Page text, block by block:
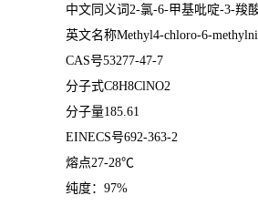
中文同义词2-氯-6-甲基吡啶-3-羧
英文名称Methyl4-chloro-6-
CAS号53277-47-7
分子式C8H8ClNO2
分子量185.61
EINECS号692-363-2
熔点27-28℃
纯度：97%